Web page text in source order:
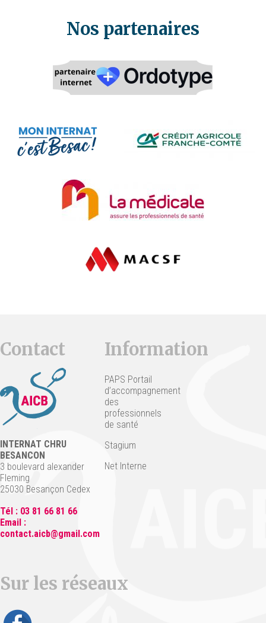
Nos partenaires
Contact
INTERNAT CHRU
BESANCON
3 boulevard alexander
Fleming
25030 Besançon Cedex
Tél : 03 81 66 81 66
Email :
contact.aicb@gmail.com
Information
PAPS Portail
d’accompagnement
des
professionnels
de santé
Stagium
Net Interne
Sur les réseaux